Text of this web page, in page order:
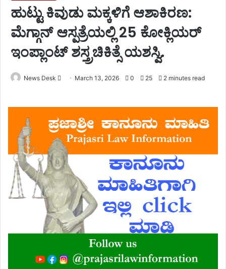
ಹುಟ್ಟು ಕಿವುಡು ಮಕ್ಕಳಿಗೆ ಆಶಾಕಿರಣ:
ಮೆಗ್ಗಾನ್ ಆಸ್ಪತ್ರೆಯಲ್ಲಿ 25 ಕೋಕ್ಲಿಯರ್
ಇಂಪ್ಲಾಂಟ್ ಶಸ್ತ್ರಚಿಕಿತ್ಸೆ ಯಶಸ್ವಿ.
News Desk
Send March 13, 2026 0 25 2 minutes read